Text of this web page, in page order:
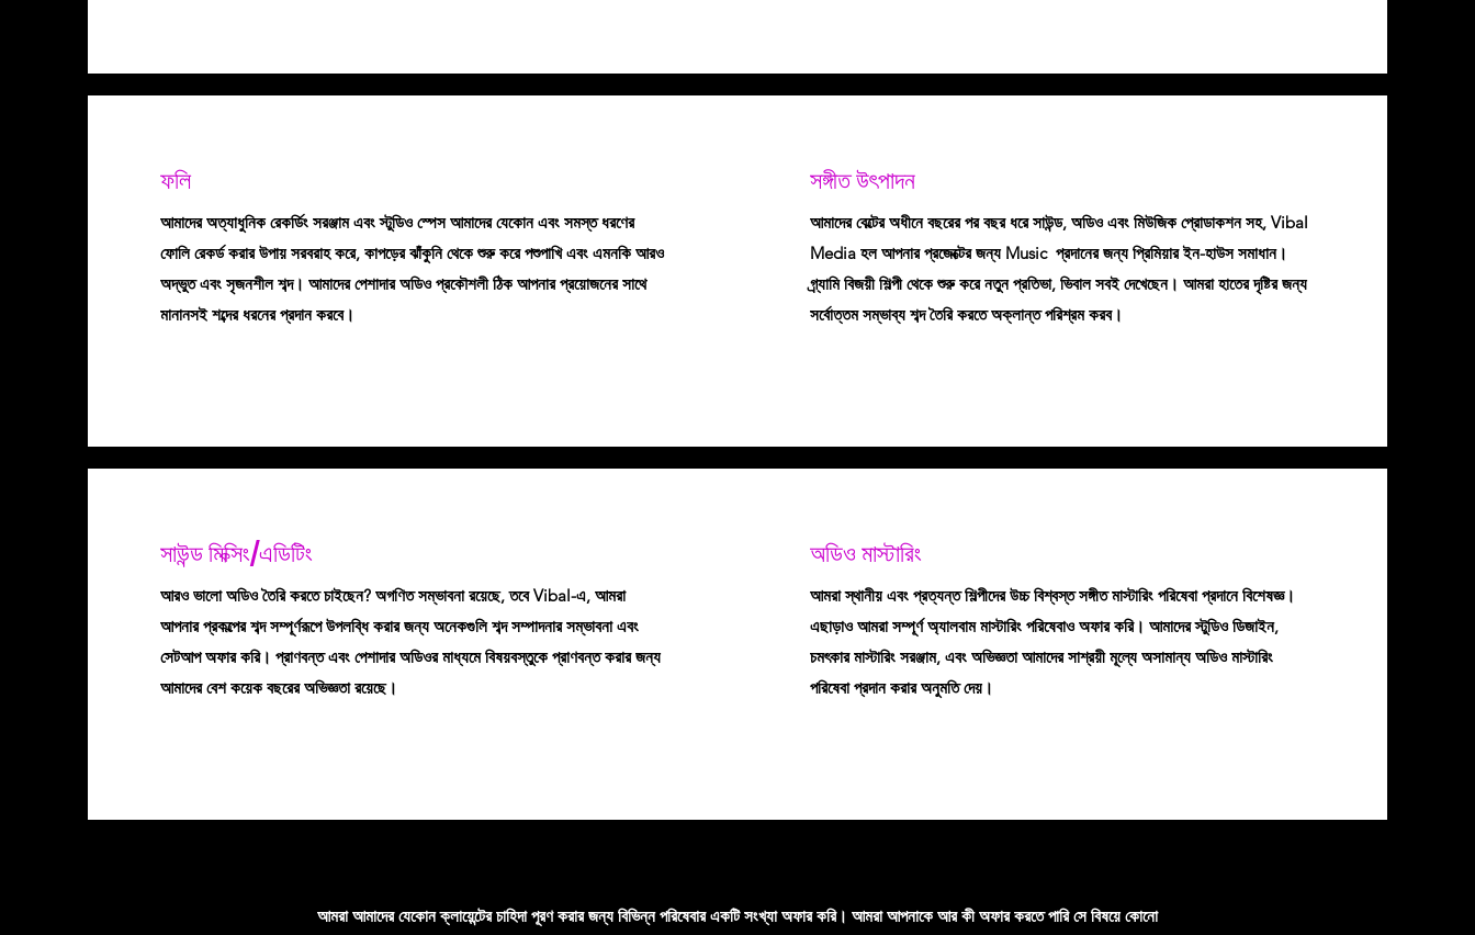
ফলি
আমাদের অত্যাধুনিক রেকর্ডিং সরঞ্জাম এবং স্টুডিও স্পেস আমাদের যেকোন এবং সমস্ত ধরণের
ফোলি রেকর্ড করার উপায় সরবরাহ করে, কাপড়ের ঝাঁকুনি থেকে শুরু করে পশুপাখি এবং এমনকি আরও
অদ্ভুত এবং সৃজনশীল শব্দ। আমাদের পেশাদার অডিও প্রকৌশলী ঠিক আপনার প্রয়োজনের সাথে
মানানসই শব্দের ধরনের প্রদান করবে।
সঙ্গীত উৎপাদন
আমাদের বেল্টের অধীনে বছরের পর বছর ধরে সাউন্ড, অডিও এবং মিউজিক প্রোডাকশন সহ, Vibal
Media হল আপনার প্রজেক্টের জন্য Music প্রদানের জন্য প্রিমিয়ার ইন-হাউস সমাধান।
গ্র্যামি বিজয়ী শিল্পী থেকে শুরু করে নতুন প্রতিভা, ভিবাল সবই দেখেছেন। আমরা হাতের দৃষ্টির জন্য
সর্বোত্তম সম্ভাব্য শব্দ তৈরি করতে অক্লান্ত পরিশ্রম করব।
সাউন্ড মিক্সিং/এডিটিং
আরও ভালো অডিও তৈরি করতে চাইছেন? অগণিত সম্ভাবনা রয়েছে, তবে Vibal-এ, আমরা
আপনার প্রকল্পের শব্দ সম্পূর্ণরূপে উপলব্ধি করার জন্য অনেকগুলি শব্দ সম্পাদনার সম্ভাবনা এবং
সেটআপ অফার করি। প্রাণবন্ত এবং পেশাদার অডিওর মাধ্যমে বিষয়বস্তুকে প্রাণবন্ত করার জন্য
আমাদের বেশ কয়েক বছরের অভিজ্ঞতা রয়েছে।
অডিও মাস্টারিং
আমরা স্থানীয় এবং প্রত্যন্ত শিল্পীদের উচ্চ বিশ্বস্ত সঙ্গীত মাস্টারিং পরিষেবা প্রদানে বিশেষজ্ঞ।
এছাড়াও আমরা সম্পূর্ণ অ্যালবাম মাস্টারিং পরিষেবাও অফার করি। আমাদের স্টুডিও ডিজাইন,
চমৎকার মাস্টারিং সরঞ্জাম, এবং অভিজ্ঞতা আমাদের সাশ্রয়ী মূল্যে অসামান্য অডিও মাস্টারিং
পরিষেবা প্রদান করার অনুমতি দেয়।
আমরা আমাদের যেকোন ক্লায়েন্টের চাহিদা পূরণ করার জন্য বিভিন্ন পরিষেবার একটি সংখ্যা অফার করি। আমরা আপনাকে আর কী অফার করতে পারি সে বিষয়ে কোনো